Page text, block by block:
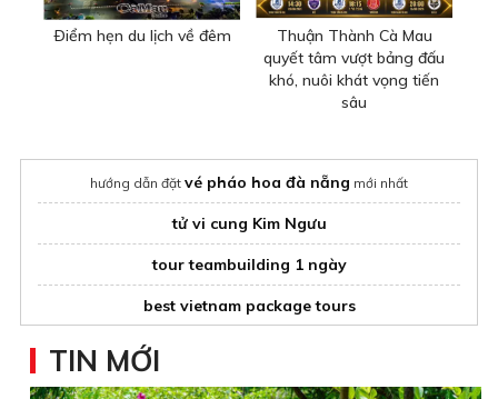
Ðiểm hẹn du lịch về đêm
Thuận Thành Cà Mau
quyết tâm vượt bảng đấu
khó, nuôi khát vọng tiến
sâu
hướng dẫn đặt vé pháo hoa đà nẵng mới nhất
tử vi cung Kim Ngưu
tour teambuilding 1 ngày
best vietnam package tours
Du lịch Mỹ
Ha Long Bay Cruise 1 night from hanoi
TIN MỚI